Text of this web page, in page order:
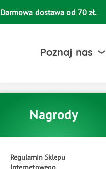
Darmowa dostawa od 70 zł.
Poznaj nas
Nagrody
Regulamin Sklepu